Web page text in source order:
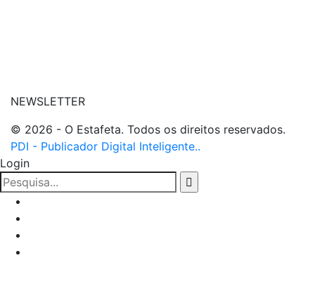
NEWSLETTER
© 2026 - O Estafeta. Todos os direitos reservados.
PDI - Publicador Digital Inteligente..
Login